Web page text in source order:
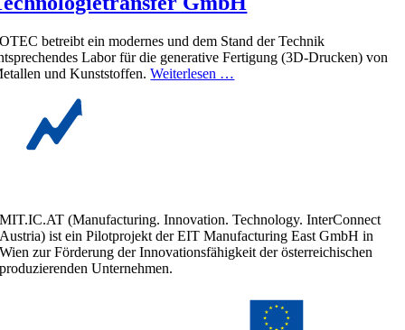
betreibt ein modernes und dem Stand der Technik
Labor für die generative Fertigung (3D-Drucken) von
und Kunststoffen.Weiterlesen …
MIT.IC.AT (Manufacturing. Innovation. Technology. InterConnect
Austria) ist ein Pilotprojekt der EIT Manufacturing East GmbH in
Wien zur Förderung der Innovationsfähigkeit der österreichischen
produzierenden Unternehmen.